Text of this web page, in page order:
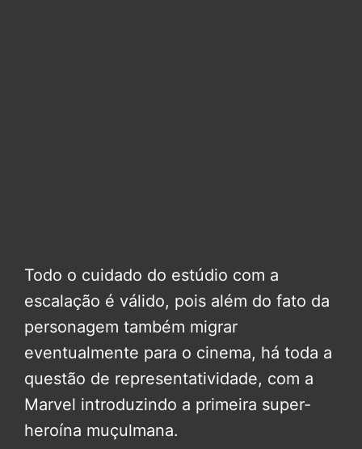
Todo o cuidado do estúdio com a
escalação é válido, pois além do fato da
personagem também migrar
eventualmente para o cinema, há toda a
questão de representatividade, com a
Marvel introduzindo a primeira super-
heroína muçulmana.